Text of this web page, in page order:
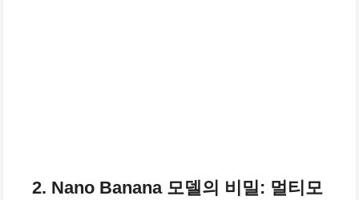
2. Nano Banana 모델의 비밀: 멀티모